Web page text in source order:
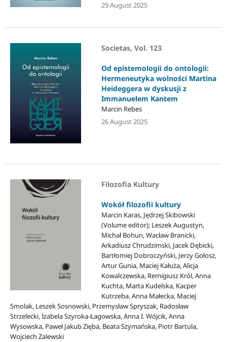
29 August 2025
Societas, Vol. 123
Od epistemologii do ontologii:
Hermeneutyka wolności Martina
Heideggera w dyskusji z
Immanuelem Kantem
Marcin Rebes
26 August 2025
Filozofia Kultury
Wokół filozofii kultury
Marcin Karas, Jędrzej Skibowski
(Volume editor); Leszek Augustyn,
Michał Bohun, Wacław Branicki,
Arkadiusz Chrudzimski, Jacek Dębicki,
Bartłomiej Dobroczyński, Jerzy Gołosz,
Artur Gunia, Maciej Kałuża, Alicja
Kowalczewska, Remigiusz Król, Anna
Kuchta, Marta Kudelska, Kacper
Kutrzeba, Anna Małecka, Maciej
Smolak, Leszek Sosnowski, Przemysław Spryszak, Radosław
Strzelecki, Izabela Szyroka-Łagowska, Anna I. Wójcik, Anna
Wysowska, Paweł Jakub Zięba, Beata Szymańska, Piotr Bartula,
Wojciech Zalewski